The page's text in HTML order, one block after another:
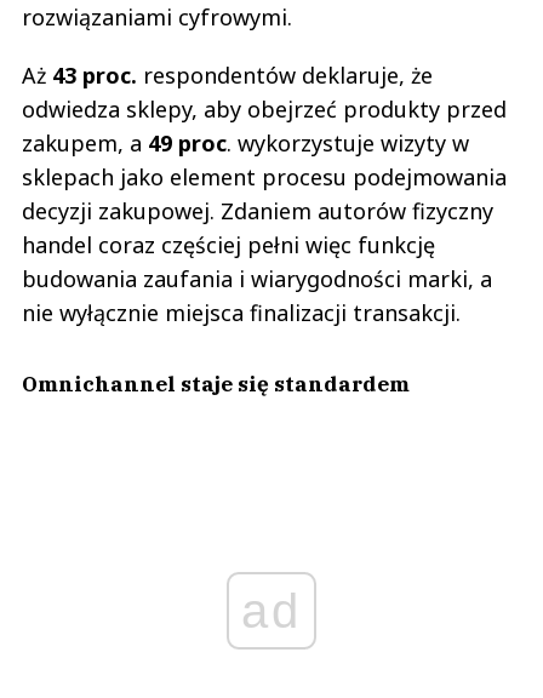
rozwiązaniami cyfrowymi.
Aż 43 proc. respondentów deklaruje, że
odwiedza sklepy, aby obejrzeć produkty przed
zakupem, a 49 proc. wykorzystuje wizyty w
sklepach jako element procesu podejmowania
decyzji zakupowej. Zdaniem autorów fizyczny
handel coraz częściej pełni więc funkcję
budowania zaufania i wiarygodności marki, a
nie wyłącznie miejsca finalizacji transakcji.
Omnichannel staje się standardem
ad